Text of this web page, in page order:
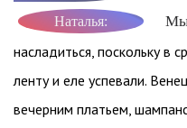
Наталья: Мы
насладиться, поскольку в
ленту и еле успевали.
вечерним платьем,